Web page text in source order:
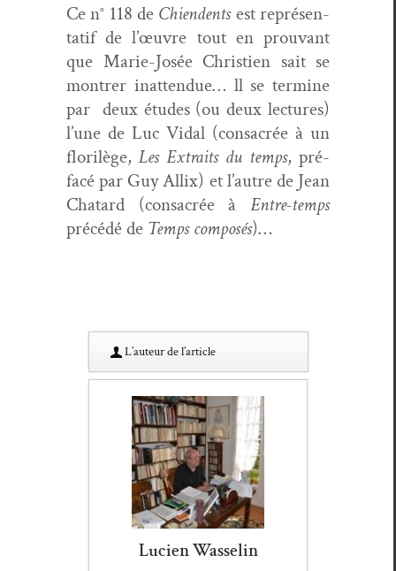
Ce n° 118 de Chien­dentsest représen­
tatif de l’œu­vre tout en prou­vant
que Marie-Josée Christien sait se
mon­tr­er inat­ten­due… ll se ter­mine
par deux études (ou deux lec­tures)
l’une de Luc Vidal (con­sacrée à un
flo­rilège, Les Extraits du temps, pré­
facé par Guy Allix) et l’autre de Jean
Chatard (con­sacrée à Entre-temps
précédé de Temps com­posés)…
L’au­teur de l’article
Lucien Wasselin